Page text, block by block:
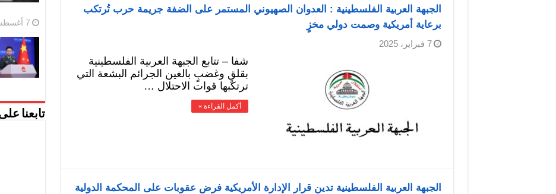
الجبهة العربية الفلسطينية : العدوان الصهيوني المستمر على الضفة جريمة حرب تُرتكب
برعاية أمريكية وصمت دولي مخزٍ
7 فبراير، 2025
شفا – تتابع الجبهة العربية الفلسطينية
بقلقٍ وغضبٍ بالغين الجرائم البشعة التي
ترتكبها قوات الاحتلال …
أكمل القراءة »
الجبهة العربية الفلسطينية تدين قرار الإدارة الأمريكية فرض عقوبات على المحكمة الدولية
7 أغسطس، 2026
تابعنا